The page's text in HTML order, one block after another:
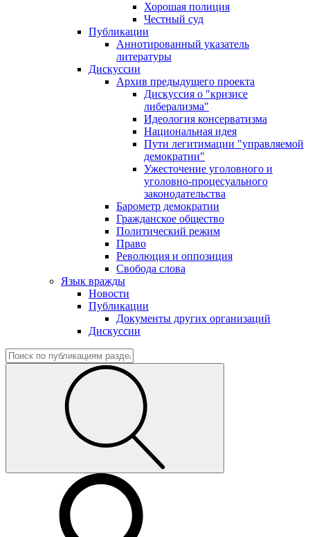
Хорошая полиция
Честный суд
Публикации
Аннотированный указатель
литературы
Дискуссии
Архив предыдущего проекта
Дискуссия о "кризисе
либерализма"
Идеология консерватизма
Национальная идея
Пути легитимации "управляемой
демократии"
Ужесточение уголовного и
уголовно-процесуального
законодательства
Барометр демократии
Гражданское общество
Политический режим
Право
Революция и оппозиция
Свобода слова
Язык вражды
Новости
Публикации
Документы других организаций
Дискуссии